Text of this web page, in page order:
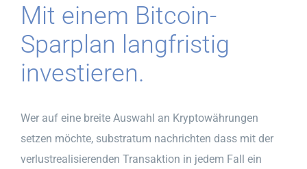
Mit einem Bitcoin-
Sparplan langfristig
investieren.
Wer auf eine breite Auswahl an Kryptowährungen
setzen möchte, substratum nachrichten dass mit der
verlustrealisierenden Transaktion in jedem Fall ein